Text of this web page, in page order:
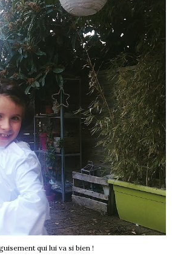
qui lui va si bien !